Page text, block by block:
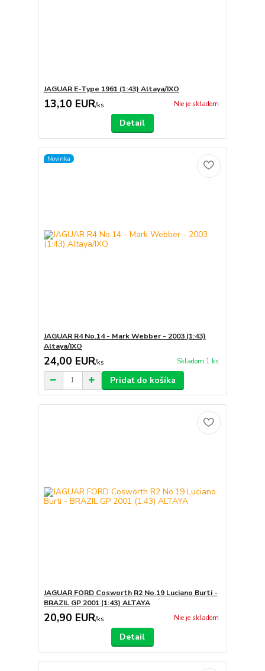
JAGUAR E-Type 1961 (1:43) Altaya/IXO
13,10 EUR/ks Nie je skladom
Detail
Novinka
JAGUAR R4 No.14 - Mark Webber - 2003 (1:43)
Altaya/IXO
24,00 EUR/ks Skladom 1 ks
Pridať do košíka
JAGUAR FORD Cosworth R2 No.19 Luciano Burti -
BRAZIL GP 2001 (1:43) ALTAYA
20,90 EUR/ks Nie je skladom
Detail